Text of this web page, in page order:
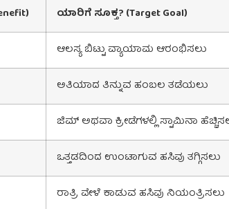
ಯಾರಿಗೆಸೂಕ್ತ? (Target Goal)
ಆಲಸ್ಯ ಬಿಟ್ಟು ವ್ಯಾಯಾಮ ಆರಂಭಿಸಲು
ಅತಿಯಾದ ತಿನ್ನುವ ಹಂಬಲ ತಡೆಯಲು
ಜಿಮ್ ಅಥವಾ ಕ್ರೀಡೆಗಳಲ್ಲಿ ಸ್ಟಾಮಿನಾ
ಒತ್ತಡದಿಂದ ಉಂಟಾಗುವ ಹಸಿವು ತಗ್ಗಿಸಲು
ರಾತ್ರಿ ವೇಳೆ ಕಾಡುವ ಹಸಿವು ನಿಯಂತ್ರಿಸಲು